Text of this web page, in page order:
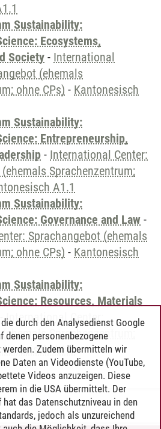
Sustainability:
Ecosystems,
Society - International
(ehemals
ohne CPs) - Kantonesisch
Sustainability:
Entrepreneurship,
- International Center:
Sprachenzentrum;
A1.1
Sustainability:
Governance and Law -
Sprachangebot (ehemals
ohne CPs) - Kantonesisch
Sustainability:
Resources, Materials
-International Center:
Sprachenzentrum;
A1.1
durch den Analysedienst Google
denen personenbezogene
Zudem übermitteln wir
Daten an Videodienste (YouTube,
Videos anzuzeigen. Diese
in die USA übermittelt. Der
das Datenschutzniveau in den
jedoch als unzureichend